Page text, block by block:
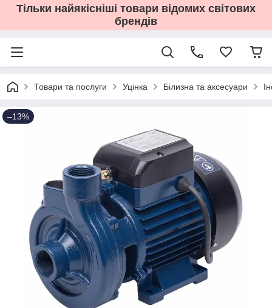
Тільки найякісніші товари відомих світових
брендів
Товари та послуги Уцінка Білизна та аксесуари
–13%